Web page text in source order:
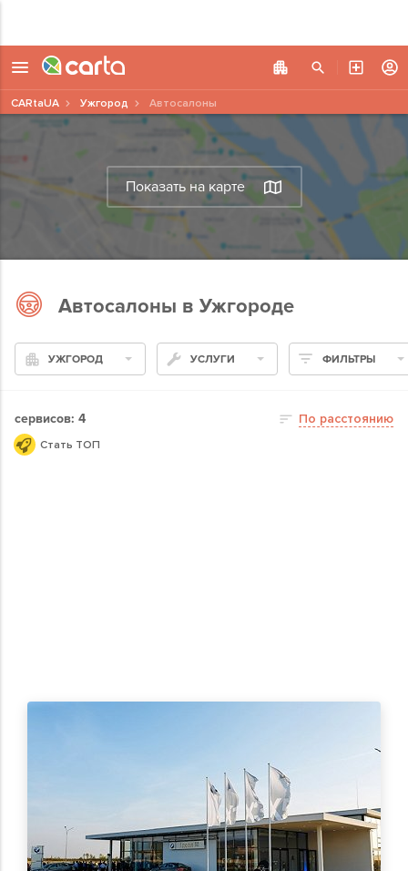
Показать на карте
CARtaUA Ужгород Автосалоны
Автосалоны в Ужгороде
УЖГОРОД УСЛУГИ ФИЛЬТРЫ
сервисов: 4 По расстоянию
Стать ТОП